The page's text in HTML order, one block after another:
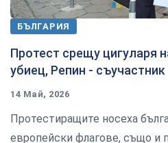
БЪЛГАРИЯ
Протест срещу цигуларя
убиец, Репин - съучастник
14 Май, 2026
Протестиращите носеха
европейски флагове, също и